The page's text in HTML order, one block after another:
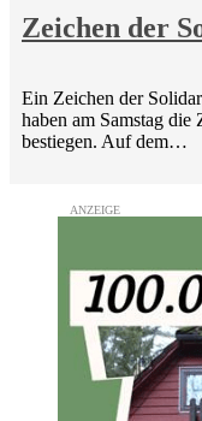
Zeichen der
Ein Zeichen der
haben am Samstag die
bestiegen. Auf dem…